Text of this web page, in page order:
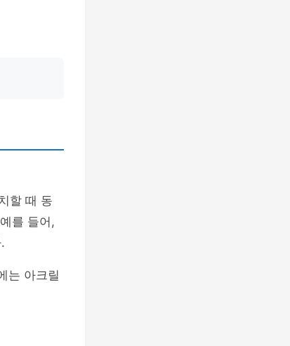
할 때 동
를 들어,
는 아크릴